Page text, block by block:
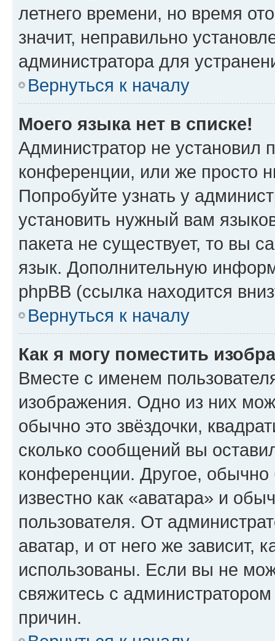
летнего времени, но время
значит, неправильно
администратора для
Вернуться к началу
Моего языка нет в списке!
Администратор не установил
конференции, или же просто
Попробуйте узнать у
установить нужный вам
пакета не существует, то вы
язык. Дополнительную
phpBB (ссылка находится
Вернуться к началу
Как я могу поместить
Вместе с именем
изображения. Одно из них
обычно это звёздочки,
сколько сообщений вы
конференции. Другое,
известно как «аватара» и
пользователя. От
аватар, и от него же зависит,
использованы. Если вы не
свяжитесь с
причин.